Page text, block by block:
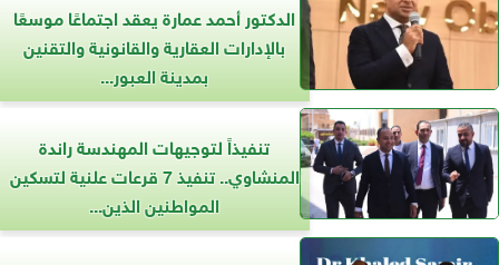
الدكتور أحمد عمارة يعقد اجتماعًا موسعًا
بالإدارات العقارية والقانونية والتقنين
بمدينة العبور...
تنفيذاً لتوجيهات المهندسة راندة
المنشاوي.. تنفيذ 7 قرعات علنية لتسكين
المواطنين الذين...